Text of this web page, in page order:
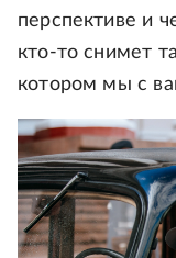
перспективе и
кто-то снимет
котором мы с